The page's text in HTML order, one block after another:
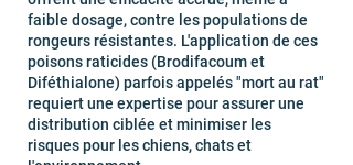
faible dosage, contre les populations de
rongeurs résistantes. L'application de ces
poisons raticides (Brodifacoum et
Diféthialone) parfois appelés "mort au rat"
requiert une expertise pour assurer une
distribution ciblée et minimiser les
risques pour les chiens, chats et